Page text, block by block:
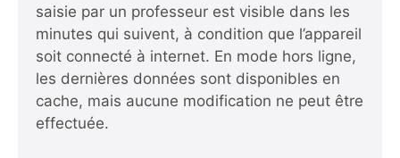
saisie par un professeur est visible dans les
minutes qui suivent, à condition que l’appareil
soit connecté à internet. En mode hors ligne,
les dernières données sont disponibles en
cache, mais aucune modification ne peut être
effectuée.